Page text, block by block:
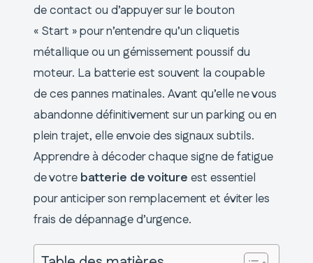
de contact ou d’appuyer sur le bouton
« Start » pour n’entendre qu’un cliquetis
métallique ou un gémissement poussif du
moteur. La batterie est souvent la coupable
de ces pannes matinales. Avant qu’elle ne vous
abandonne définitivement sur un parking ou en
plein trajet, elle envoie des signaux subtils.
Apprendre à décoder chaque signe de fatigue
de votre batterie de voiture est essentiel
pour anticiper son remplacement et éviter les
frais de dépannage d’urgence.